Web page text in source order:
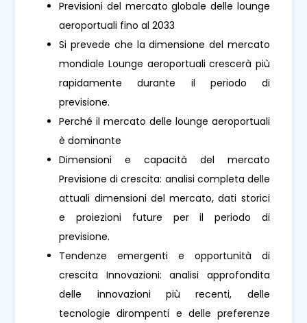
Previsioni del mercato globale delle lounge
aeroportuali fino al 2033
Si prevede che la dimensione del mercato
mondiale Lounge aeroportuali crescerà più
rapidamente durante il periodo di
previsione.
Perché il mercato delle lounge aeroportuali
è dominante
Dimensioni e capacità del mercato
Previsione di crescita: analisi completa delle
attuali dimensioni del mercato, dati storici
e proiezioni future per il periodo di
previsione.
Tendenze emergenti e opportunità di
crescita Innovazioni: analisi approfondita
delle innovazioni più recenti, delle
tecnologie dirompenti e delle preferenze